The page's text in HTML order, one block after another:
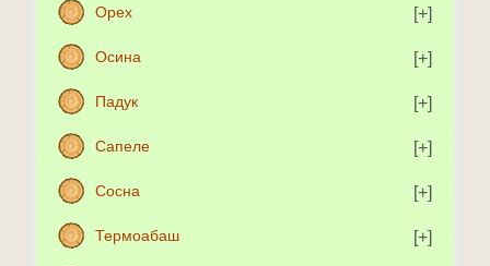
Орех
Осина
Падук
Сапеле
Сосна
Термоабаш